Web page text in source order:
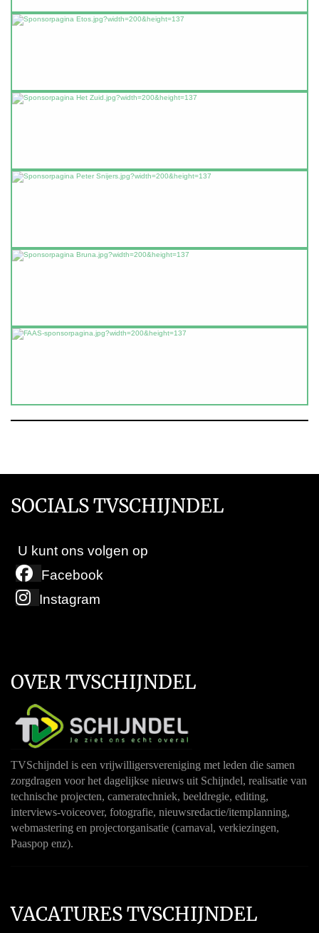
SOCIALS TVSCHIJNDEL
U kunt ons volgen op
Facebook
Instagram
OVER TVSCHIJNDEL
TVSchijndel is een vrijwilligersvereniging met leden die samen
zorgdragen voor het dagelijkse nieuws uit Schijndel, realisatie van
technische projecten, cameratechniek, beeldregie, editing,
interviews-voiceover, fotografie, nieuwsredactie/itemplanning,
webmastering en projectorganisatie (carnaval, verkiezingen,
Paaspop enz).
VACATURES TVSCHIJNDEL